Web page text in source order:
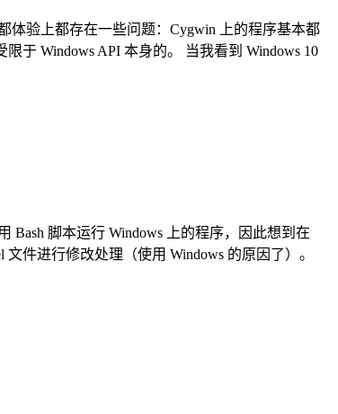
体验上都存在一些问题：Cygwin 上的程序基本都
于 Windows API 本身的。 当我看到 Windows 10
Bash 脚本运行 Windows 上的程序，因此想到在
件进行修改处理（使用 Windows 的原因了）。